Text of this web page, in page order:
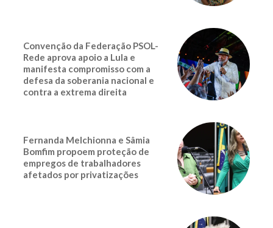
Convenção da Federação PSOL-
Rede aprova apoio a Lula e
manifesta compromisso com a
defesa da soberania nacional e
contra a extrema direita
Fernanda Melchionna e Sâmia
Bomfim propoem proteção de
empregos de trabalhadores
afetados por privatizações